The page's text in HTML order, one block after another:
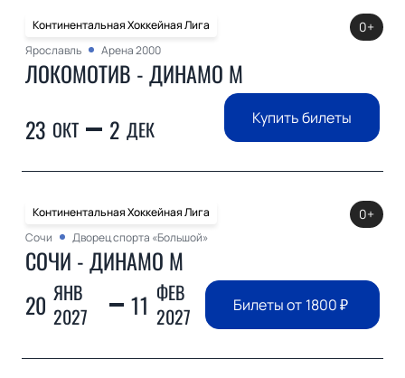
Континентальная Хоккейная Лига
Ярославль
Арена 2000
ЛОКОМОТИВ - ДИНАМО М
23 ОКТ 2 ДЕК
0+
Купить билеты
Континентальная Хоккейная Лига
Сочи
Дворец спорта «Большой»
СОЧИ - ДИНАМО М
20 ЯНВ
2027
11 ФЕВ
2027
0+
Билеты от 1800₽